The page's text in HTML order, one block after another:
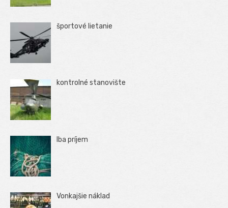
športové lietanie
kontrolné stanovište
Iba príjem
Vonkajšie náklad